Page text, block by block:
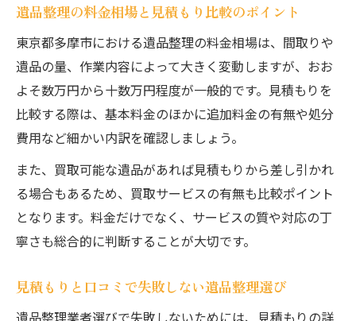
遺品整理の料金相場と見積もり比較のポイント
東京都多摩市における遺品整理の料金相場は、間取りや
遺品の量、作業内容によって大きく変動しますが、おお
よそ数万円から十数万円程度が一般的です。見積もりを
比較する際は、基本料金のほかに追加料金の有無や処分
費用など細かい内訳を確認しましょう。
また、買取可能な遺品があれば見積もりから差し引かれ
る場合もあるため、買取サービスの有無も比較ポイント
となります。料金だけでなく、サービスの質や対応の丁
寧さも総合的に判断することが大切です。
見積もりと口コミで失敗しない遺品整理選び
遺品整理業者選びで失敗しないためには、見積もりの詳